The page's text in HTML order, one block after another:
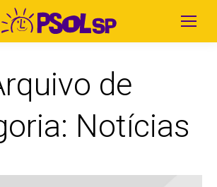
de
Notícias